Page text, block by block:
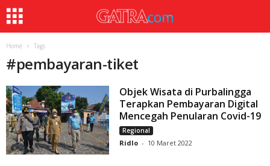
Home Tags
#pembayaran-tiket
Objek Wisata di Purbalingga
Terapkan Pembayaran Digital
Mencegah Penularan Covid-19
Regional
Ridlo - 10 Maret 2022